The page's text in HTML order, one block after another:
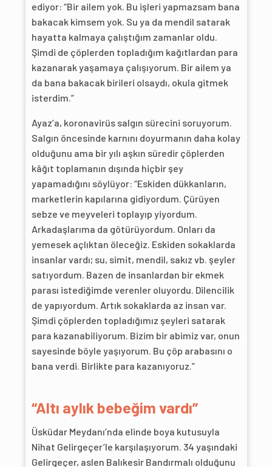
ediyor: “Bir ailem yok. Bu işleri yapmazsam bana
bakacak kimsem yok. Su ya da mendil satarak
hayatta kalmaya çalıştığım zamanlar oldu.
Şimdi de çöplerden topladığım kağıtlardan para
kazanarak yaşamaya çalışıyorum. Bir ailem ya
da bana bakacak birileri olsaydı, okula gitmek
isterdim.”
Ayaz’a, koronavirüs salgın sürecini soruyorum.
Salgın öncesinde karnını doyurmanın daha kolay
olduğunu ama bir yılı aşkın süredir çöplerden
kâğıt toplamanın dışında hiçbir şey
yapamadığını söylüyor: “Eskiden dükkanların,
marketlerin kapılarına gidiyordum. Çürüyen
sebze ve meyveleri toplayıp yiyordum.
Arkadaşlarıma da götürüyordum. Onları da
yemesek açlıktan öleceğiz. Eskiden sokaklarda
insanlar vardı; su, simit, mendil, sakız vb. şeyler
satıyordum. Bazen de insanlardan bir ekmek
parası istediğimde verenler oluyordu. Dilencilik
de yapıyordum. Artık sokaklarda az insan var.
Şimdi çöplerden topladığımız şeyleri satarak
para kazanabiliyorum. Bizim bir abimiz var, onun
sayesinde böyle yaşıyorum. Bu çöp arabasını o
bana verdi. Birlikte para kazanıyoruz.”
“Altı aylık bebeğim vardı”
Üsküdar Meydanı’nda elinde boya kutusuyla
Nihat Gelirgeçer’le karşılaşıyorum. 34 yaşındaki
Gelirgeçer, aslen Balıkesir Bandırmalı olduğunu